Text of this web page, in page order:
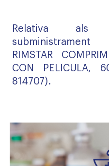
Relativa als
RIMSTAR
CON PELICULA,
814707).